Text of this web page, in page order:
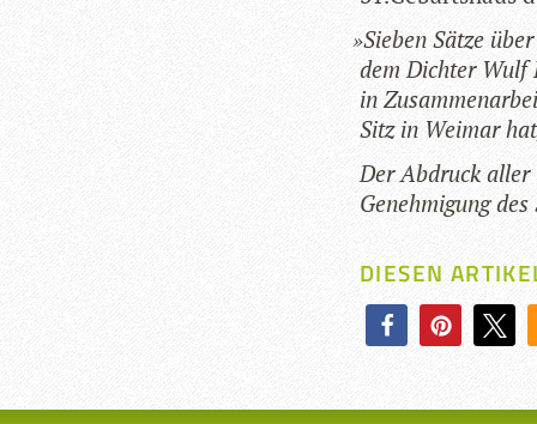
»Sie­ben Sätze
dem Dich­ter Wulf
in
Sitz in Wei­mar
Der Abdruck aller
Geneh­mi­gung
DIESEN